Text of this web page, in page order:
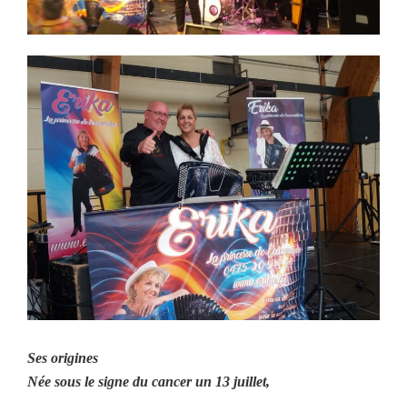
Ses origines
Née sous le signe du cancer un 13 juillet,